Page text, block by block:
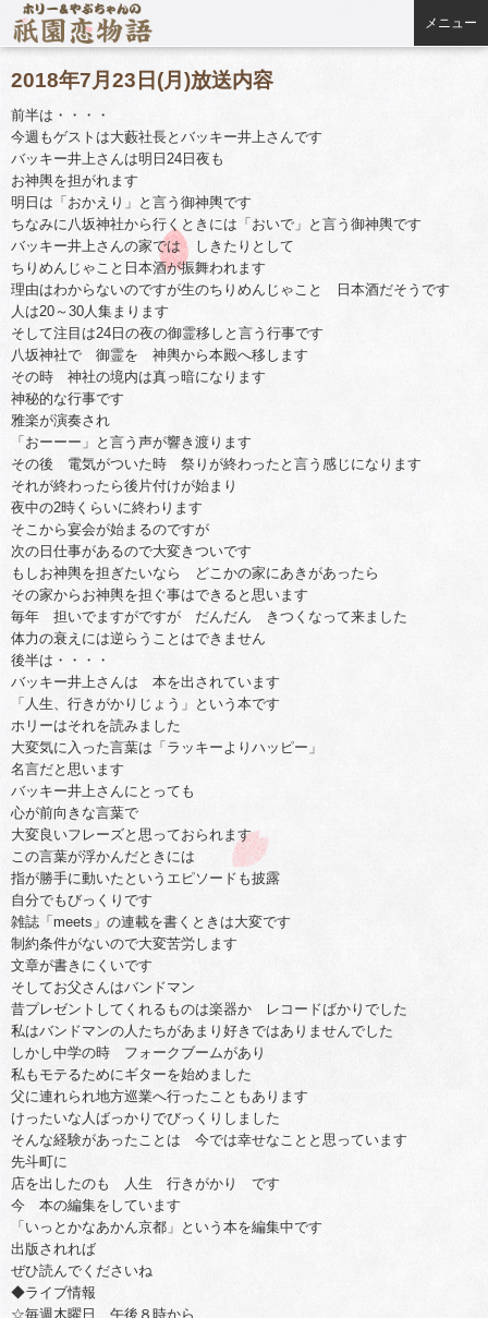
メニュー
2018年7月23日(月)放送内容
前半は・・・・
今週もゲストは大藪社長とバッキー井上さんです
バッキー井上さんは明日24日夜も
お神輿を担がれます
明日は「おかえり」と言う御神輿です
ちなみに八坂神社から行くときには「おいで」と言う御神輿です
バッキー井上さんの家では しきたりとして
ちりめんじゃこと日本酒が振舞われます
理由はわからないのですが生のちりめんじゃこと 日本酒だそうです
人は20～30人集まります
そして注目は24日の夜の御霊移しと言う行事です
八坂神社で 御霊を 神輿から本殿へ移します
その時 神社の境内は真っ暗になります
神秘的な行事です
雅楽が演奏され
「おーーー」と言う声が響き渡ります
その後 電気がついた時 祭りが終わったと言う感じになります
それが終わったら後片付けが始まり
夜中の2時くらいに終わります
そこから宴会が始まるのですが
次の日仕事があるので大変きついです
もしお神輿を担ぎたいなら どこかの家にあきがあったら
その家からお神輿を担ぐ事はできると思います
毎年 担いでますがですが だんだん きつくなって来ました
体力の衰えには逆らうことはできません
後半は・・・・
バッキー井上さんは 本を出されています
「人生、行きがかりじょう」という本です
ホリーはそれを読みました
大変気に入った言葉は「ラッキーよりハッピー」
名言だと思います
バッキー井上さんにとっても
心が前向きな言葉で
大変良いフレーズと思っておられます
この言葉が浮かんだときには
指が勝手に動いたというエピソードも披露
自分でもびっくりです
雑誌「meets」の連載を書くときは大変です
制約条件がないので大変苦労します
文章が書きにくいです
そしてお父さんはバンドマン
昔プレゼントしてくれるものは楽器か レコードばかりでした
私はバンドマンの人たちがあまり好きではありませんでした
しかし中学の時 フォークブームがあり
私もモテるためにギターを始めました
父に連れられ地方巡業へ行ったこともあります
けったいな人ばっかりでびっくりしました
そんな経験があったことは 今では幸せなことと思っています
先斗町に
店を出したのも 人生 行きがかり です
今 本の編集をしています
「いっとかなあかん京都」という本を編集中です
出版されれば
ぜひ読んでくださいね
◆ライブ情報
☆毎週木曜日 午後８時から